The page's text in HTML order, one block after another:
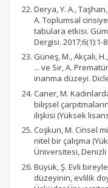
Derya, Y. A.,
A. Toplumsal
tabulara etkisi.
Dergisi. 2017;6(1):1-8.
Güneş, M., Akçalı,
... ve Sır, A.
inanma düzeyi.
Caner, M.
bilişsel
ilişkisi (Yüksek
Coşkun, M. Cinsel
nitel bir çalışma
Üniversitesi, Denizli
Büyük, Ş. Evli
düzeyinin, evlilik